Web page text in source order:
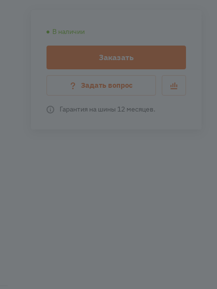
В наличии
Заказать
Задать вопрос
Гарантия на шины 12 месяцев.